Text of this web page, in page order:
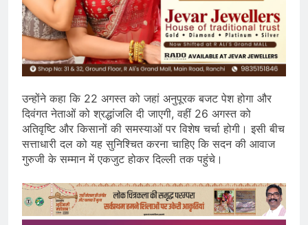
उन्होंने कहा कि 22 अगस्त को जहां अनुपूरक बजट पेश होगा और
दिवंगत नेताओं को श्रद्धांजलि दी जाएगी, वहीं 26 अगस्त को
अतिवृष्टि और किसानों की समस्याओं पर विशेष चर्चा होगी। इसी बीच
सत्ताधारी दल को यह सुनिश्चित करना चाहिए कि सदन की आवाज
गुरुजी के सम्मान में एकजुट होकर दिल्ली तक पहुंचे।